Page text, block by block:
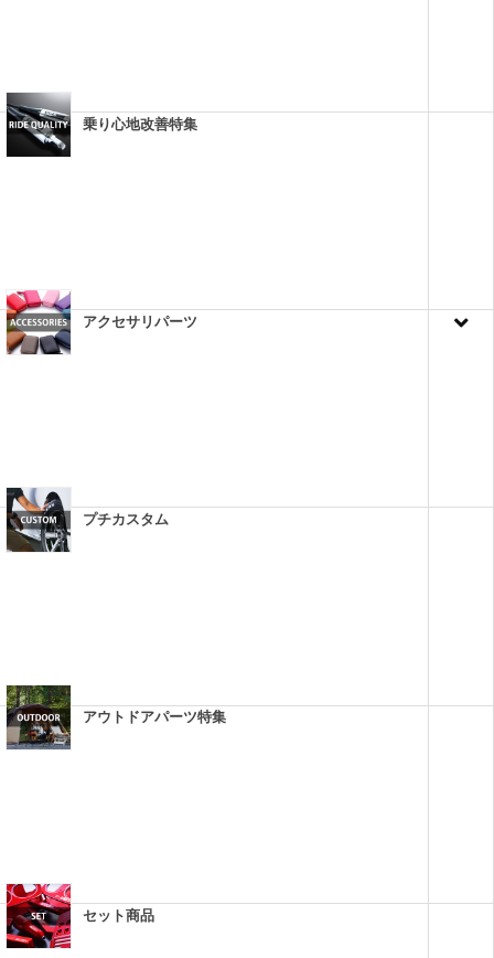
乗り心地改善特集
アクセサリパーツ
プチカスタム
アウトドアパーツ特集
セット商品